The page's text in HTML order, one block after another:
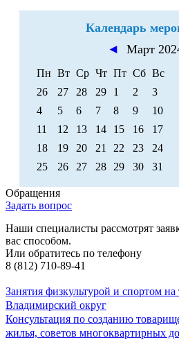
Календарь
◄
Март
Пн Вт Ср Чт Пт Сб Вс
26
27 28 29 1 2
3
4
5 6 7 8 9
10
11
12 13 14 15 16
17
18
19 20 21 22 23
24
25
26 27 28 29 30 31
Обращения
Задать вопрос
Наши специалисты рассмотрят
вас способом.
Или обратитесь по телефону
8 (812) 710-89-41
Занятия физкультурой и спортом
Владимирский округ
Консультация по созданию
жилья, советов многоквартирных